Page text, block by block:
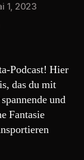
1, 2023
„DerPodcast! Hier
das du mit
und
Fantasie